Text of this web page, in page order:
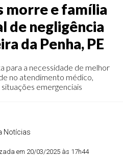
morre e família
de negligência
da Penha, PE
para a necessidade de melhor
no atendimento médico,
emergenciais
Notícias
em 20/03/2025 às 17h44